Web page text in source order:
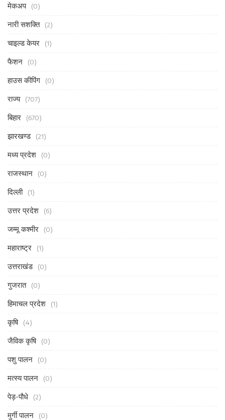
मेकअप (0)
नारी सशक्ति (2)
चाइल्ड केयर (1)
फैशन (0)
हाउस कीपिंग (0)
राज्य (707)
बिहार (670)
झारखण्ड (21)
मध्य प्रदेश (0)
राजस्थान (0)
दिल्ली (1)
उत्तर प्रदेश (6)
जम्मू कश्मीर (0)
महाराष्ट्र (1)
उत्तराखंड (0)
गुजरात (0)
हिमाचल प्रदेश (1)
कृषि (4)
जैविक कृषि (0)
पशु पालन (0)
मत्स्य पालन (0)
पेड़-पौधे (2)
मुर्गी पालन (0)